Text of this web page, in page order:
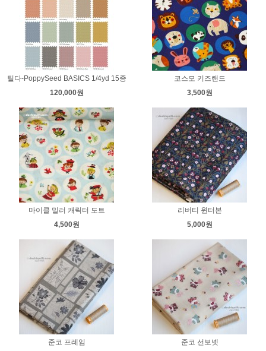
틸다-PoppySeed BASICS 1/4yd 15종
120,000원
코스모 키즈랜드
3,500원
마이클 밀러 캐릭터 도트
4,500원
리버티 윈터본
5,000원
준코 프레임
준코 선보넷